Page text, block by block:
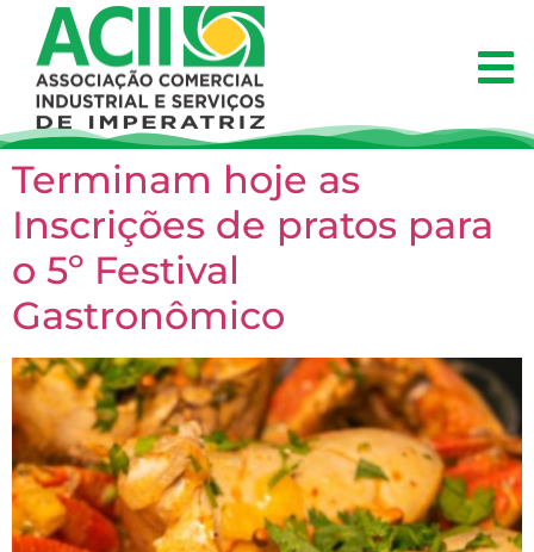
Terminam hoje as
Inscrições de pratos para
o 5º Festival
Gastronômico